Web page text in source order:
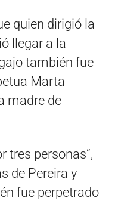
quien dirigió la
llegar a la
también fue
Marta
madre de
tres personas”,
de Pereira y
fue perpetrado